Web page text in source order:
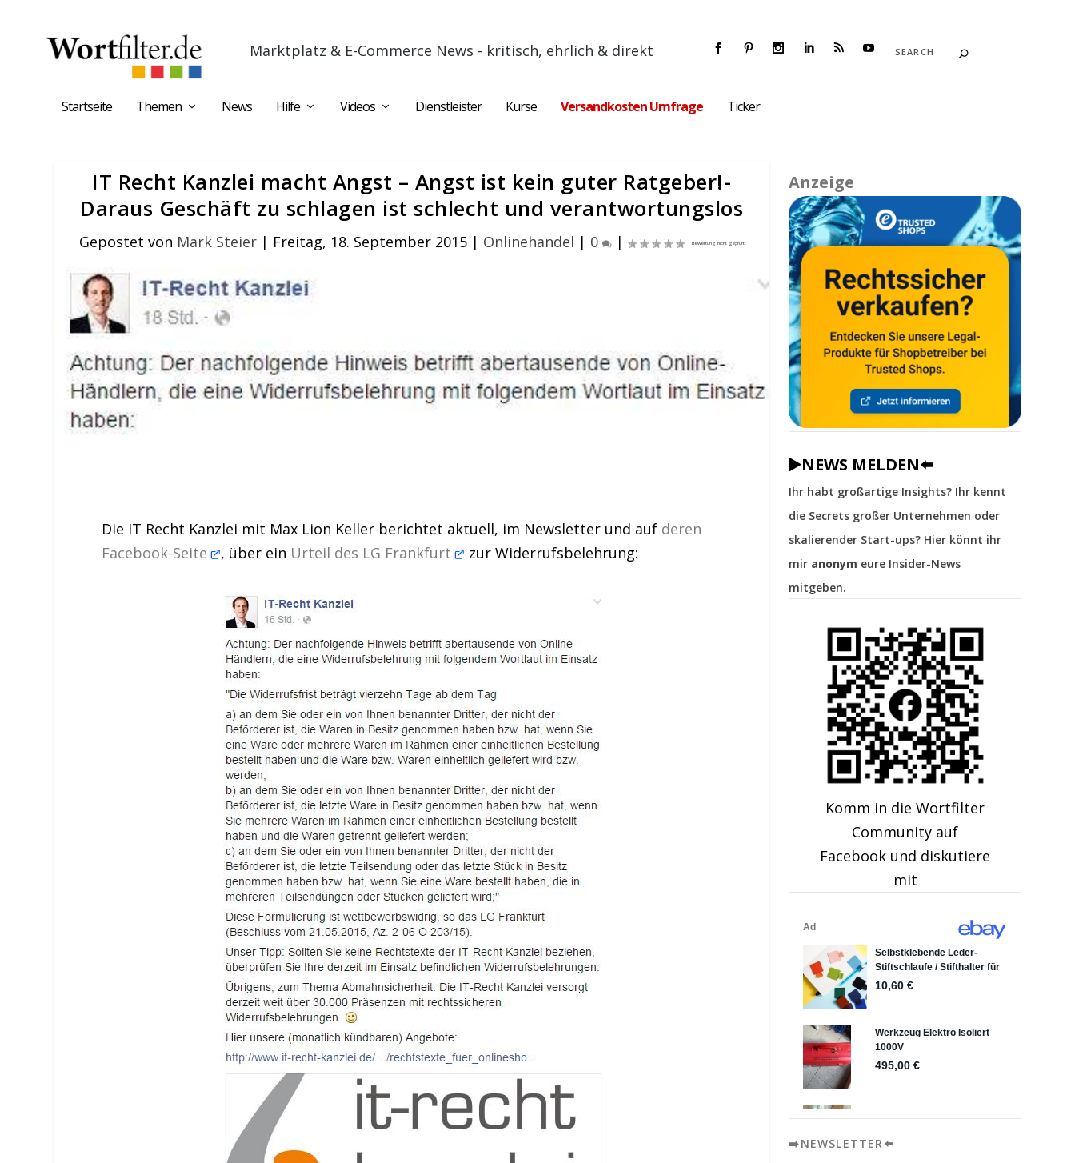
Marktplatz & E-Commerce News - kritisch, ehrlich & direkt
Startseite Themen News Hilfe Videos Dienstleister Kurse Versandkosten Umfrage Ticker
IT Recht Kanzlei macht Angst – Angst ist kein guter Ratgeber!-
Daraus Geschäft zu schlagen ist schlecht und verantwortungslos
Gepostet von Mark Steier| Freitag, 18. September 2015| Onlinehandel | 0 |
Die IT Recht Kanzlei mit Max Lion Keller berichtet aktuell, im Newsletter und auf deren
Facebook-Seite , über ein Urteil des LG Frankfurt zur Widerrufsbelehrung:
Anzeige
▶️NEWS MELDEN⬅️
Ihr habt großartige Insights? Ihr kennt
die Secrets großer Unternehmen oder
skalierender Start-ups? Hier könnt ihr
mir anonym eure Insider-News
mitgeben.
Komm in die Wortfilter
Community auf
Facebook und diskutiere
mit
➡️NEWSLETTER⬅️